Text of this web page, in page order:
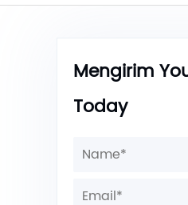
Mengirim
Today